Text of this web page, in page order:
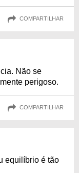
COMPARTILHAR
Não se
perigoso.
COMPARTILHAR
equilíbrio é tão